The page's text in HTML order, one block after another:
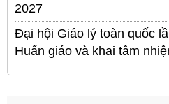
2027
Đại hội Giáo lý toàn quốc
Huấn giáo và khai tâm